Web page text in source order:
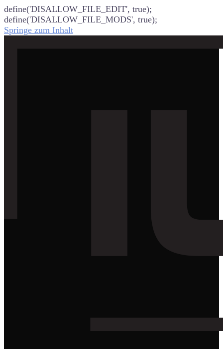
define('DISALLOW_FILE_EDIT', true);
define('DISALLOW_FILE_MODS', true);
Springe zum Inhalt